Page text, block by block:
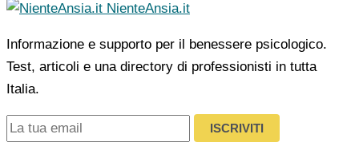
NienteAnsia.it
Informazione e supporto per il benessere psicologico.
Test, articoli e una directory di professionisti in tutta
Italia.
ISCRIVITI